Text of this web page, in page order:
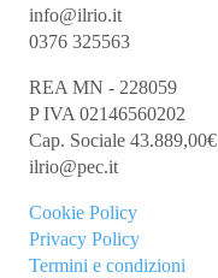
info@ilrio.it
0376 325563
REA MN - 228059
P IVA 02146560202
Cap. Sociale 43.889,00€
ilrio@pec.it
Cookie Policy
Privacy Policy
Termini e condizioni